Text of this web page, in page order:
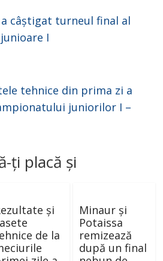
a câștigat turneul final al
I
tehnice din prima zi a
juniorilor I –
ți placă și
și
de la
Minaur și
Potaissa
remizează
după un final